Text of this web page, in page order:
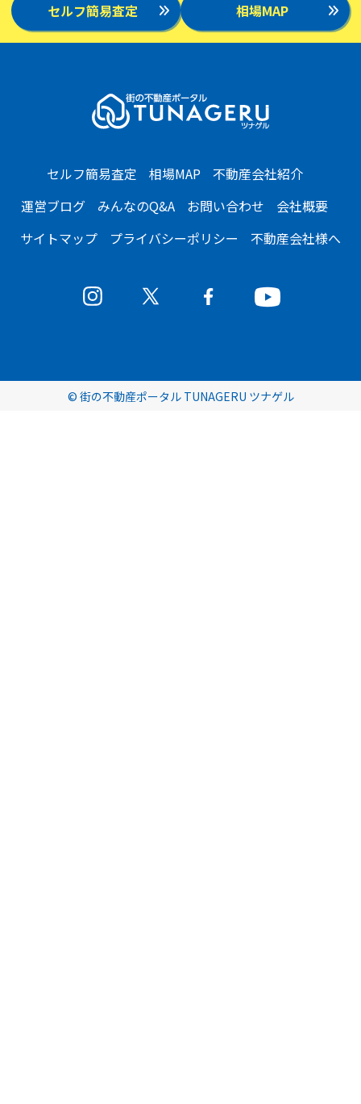
セルフ簡易査定 相場MAP
セルフ簡易査定 相場MAP
不動産会社紹介
運営ブログ
みんなのQ&A お問い合わせ
会社概要
サイトマップ
プライバシーポリシー 不動産会社様へ
© 街の不動産ポータル TUNAGERU ツナゲル